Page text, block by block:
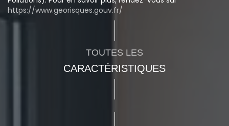
https://www.georisques.gouv.fr/
TOUTES LES
CARACTÉRISTIQUES